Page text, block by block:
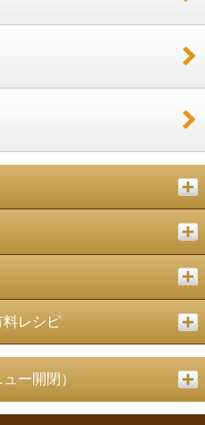
料レシピ
ー開閉）